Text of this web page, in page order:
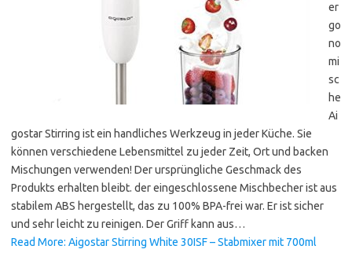
er
go
no
mi
sc
he
Ai
gostar Stirring ist ein handliches Werkzeug in jeder Küche. Sie
können verschiedene Lebensmittel zu jeder Zeit, Ort und backen
Mischungen verwenden! Der ursprüngliche Geschmack des
Produkts erhalten bleibt. der eingeschlossene Mischbecher ist aus
stabilem ABS hergestellt, das zu 100% BPA-frei war. Er ist sicher
und sehr leicht zu reinigen. Der Griff kann aus…
Read More: Aigostar Stirring White 30ISF – Stabmixer mit 700ml